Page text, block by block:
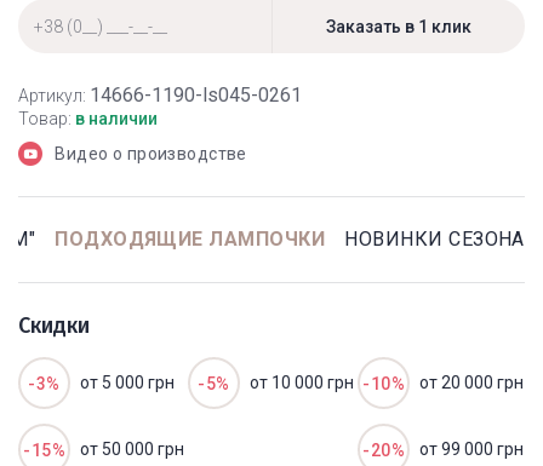
Артикул: 14666-1190-ls045-0261
Товар: в наличии
Видео о производстве
ПОДХОДЯЩИЕ ЛАМПОЧКИ НОВИНКИ СЕЗОНА
Скидки
-3% от 5 000 грн -5% от 10 000 грн -10% от 20 000 грн
-15% от 50 000 грн -20% от 99 000 грн